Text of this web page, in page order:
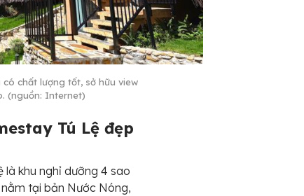
có chất lượng tốt, sở hữu view
(nguồn: Internet)
Tú Lệ đẹp
là khu nghỉ dưỡng 4 sao
tại bản Nước Nóng,